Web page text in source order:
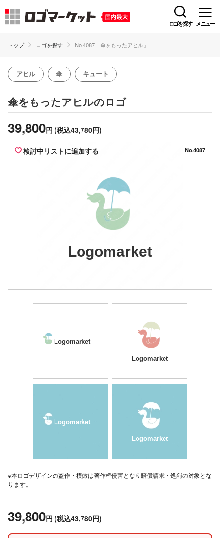
ロゴを探す メニュー
トップ ロゴを探す No.4087「傘をもったアヒル」
アヒル 傘 キュート
傘をもったアヒルのロゴ
39,800円 (税込43,780円)
検討中リストに追加する No.4087
Logomarket
Logomarket
Logomarket
Logomarket
Logomarket
※本ロゴデザインの盗作・模倣は著作権侵害となり賠償請求・処罰の対象とな
ります。
39,800円 (税込43,780円)